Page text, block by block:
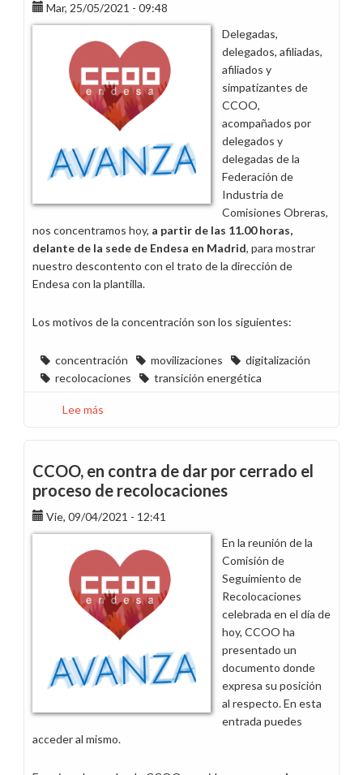
Mar, 25/05/2021 - 09:48
Delegadas,
delegados, afiliadas,
afiliados y
simpatizantes de
CCOO,
acompañados por
delegados y
delegadas de la
Federación de
Industria de
Comisiones Obreras,
nos concentramos hoy, a partir de las 11.00 horas,
delante de la sede de Endesa en Madrid, para mostrar
nuestro descontento con el trato de la dirección de
Endesa con la plantilla.
Los motivos de la concentración son los siguientes:
concentración movilizaciones
digitalización
recolocaciones
transición energética
Lee más
su
rechazo
a
las
políticas
la
dirección
con
una
concentración
frente
la
CCOO, en contra de dar por cerrado el
proceso de recolocaciones
Vie, 09/04/2021 - 12:41
En la reunión de la
Comisión de
Seguimiento de
Recolocaciones
celebrada en el día de
hoy, CCOO ha
presentado un
documento donde
expresa su posición
al respecto. En esta
entrada puedes
acceder al mismo.